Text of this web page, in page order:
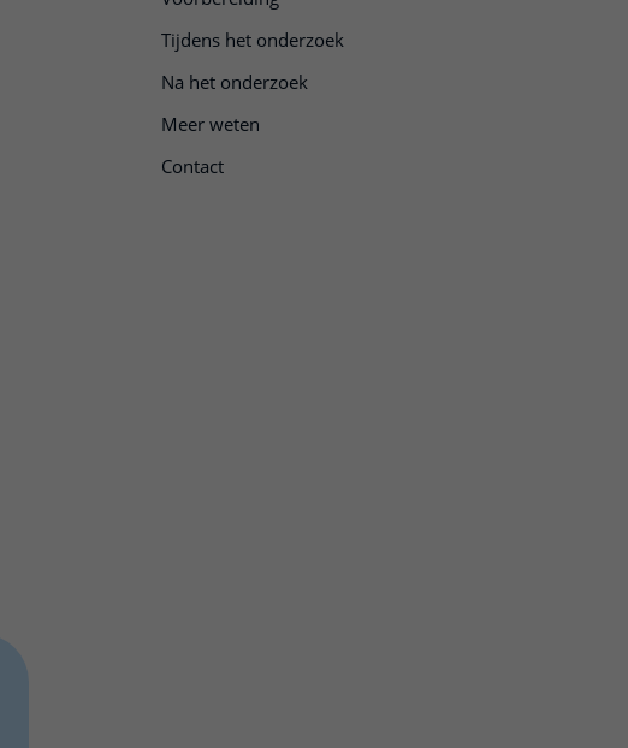
Tijdens het onderzoek
Na het onderzoek
Meer weten
Contact